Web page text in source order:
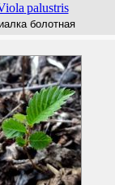
palustris
болотная